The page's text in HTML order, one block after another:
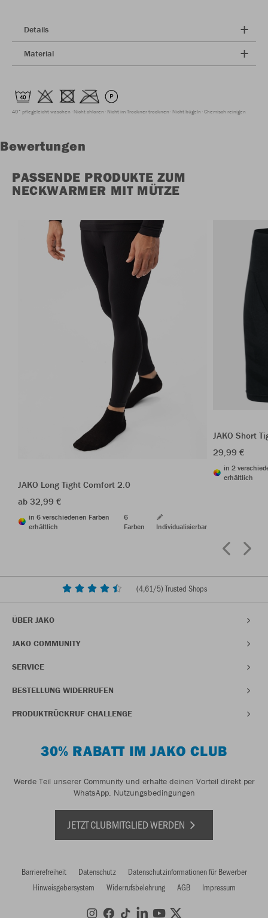
Details
Material
40° pflegeleicht waschen Nicht chloren Nicht im Trockner trocknen Nicht bügeln Chemisch reinigen
Bewertungen
PASSENDE PRODUKTE ZUM
NECKWARMER MIT MÜTZE
JAKO Long Tight Comfort 2.0
ab 32,99 €
in 6 verschiedenen Farben
erhältlich
6
Farben
Individualisierbar
JAKO Short
29,99 €
in 2
erhältlich
(4,61/5) Trusted Shops
ÜBER JAKO
JAKO COMMUNITY
SERVICE
BESTELLUNG WIDERRUFEN
PRODUKTRÜCKRUF CHALLENGE
30% RABATT IM JAKO CLUB
Werde Teil unserer Community und erhalte deinen Vorteil direkt per
WhatsApp. Nutzungsbedingungen
JETZT CLUBMITGLIED WERDEN
Barrierefreiheit Datenschutz
Datenschutzinformationen für Bewerber
Hinweisgebersystem
Widerrufsbelehrung AGB Impressum